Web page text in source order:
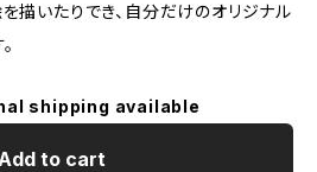
描いたりでき、自分だけのオリジナル
shipping available
to cart